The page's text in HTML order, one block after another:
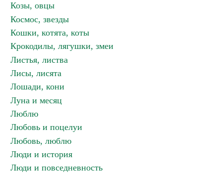
Козы, овцы
Космос, звезды
Кошки, котята, коты
Крокодилы, лягушки, змеи
Листья, листва
Лисы, лисята
Лошади, кони
Луна и месяц
Люблю
Любовь и поцелуи
Любовь, люблю
Люди и история
Люди и повседневность